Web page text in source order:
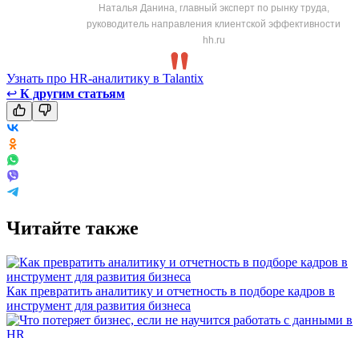
Наталья Данина, главный эксперт по рынку труда,
руководитель направления клиентской эффективности
hh.ru
Узнать про HR-аналитику в Talantix
↩ К другим статьям
Читайте также
Как превратить аналитику и отчетность в подборе кадров в
инструмент для развития бизнеса